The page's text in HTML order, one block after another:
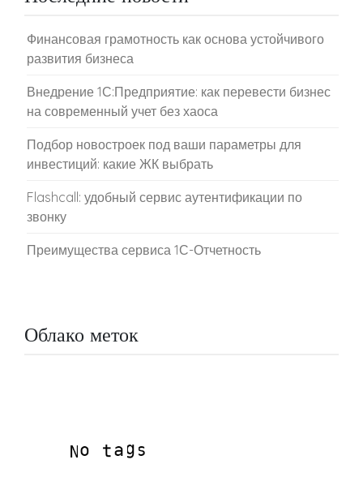
Финансовая грамотность как основа устойчивого
развития бизнеса
Внедрение 1С:Предприятие: как перевести бизнес
на современный учет без хаоса
Подбор новостроек под ваши параметры для
инвестиций: какие ЖК выбрать
Flashcall: удобный сервис аутентификации по
звонку
Преимущества сервиса 1С-Отчетность
Облако меток